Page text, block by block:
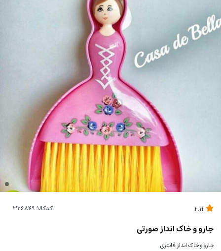
کدکالا:
جارو و خاک انداز صورتی
جارو و خاک انداز فانتزی